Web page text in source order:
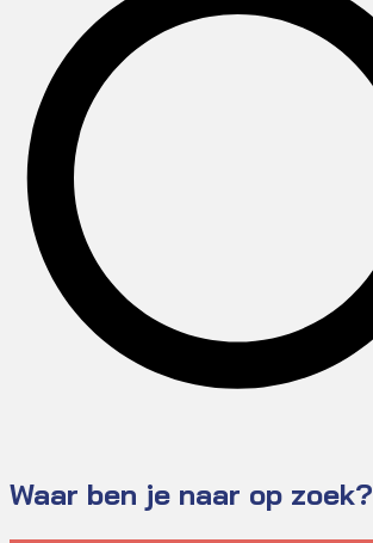
Waar ben je naar op zoek?